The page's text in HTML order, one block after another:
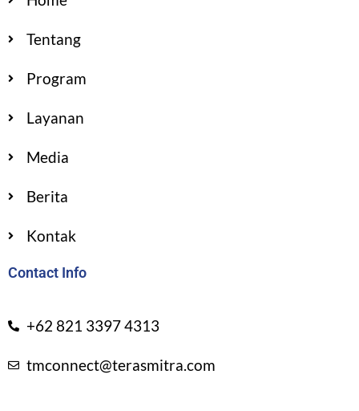
Tentang
Program
Layanan
Media
Berita
Kontak
Contact Info
+62 821 3397 4313
tmconnect@terasmitra.com